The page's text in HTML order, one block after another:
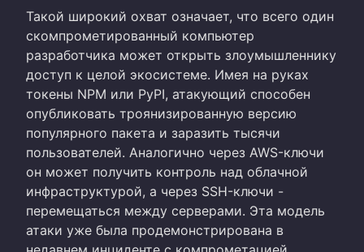
Такой широкий охват означает, что всего один
скомпрометированный компьютер
разработчика может открыть злоумышленнику
доступ к целой экосистеме. Имея на руках
токены NPM или PyPI, атакующий способен
опубликовать троянизированную версию
популярного пакета и заразить тысячи
пользователей. Аналогично через AWS-ключи
он может получить контроль над облачной
инфраструктурой, а через SSH-ключи -
перемещаться между серверами. Эта модель
атаки уже была продемонстрирована в